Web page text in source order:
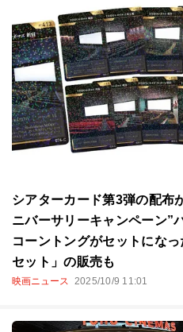
シアターカード第3弾の配布
ニバーサリーキャンペーン”
コーントングがセットにな
セット」の販売も
映画ニュース 2025/10/9 11:01